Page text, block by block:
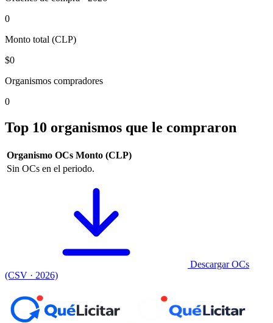
0
Monto total (CLP)
$0
Organismos compradores
0
Top 10 organismos que le compraron
Organismo OCs Monto (CLP)
Sin OCs en el periodo.
Descargar OCs
(CSV · 2026)